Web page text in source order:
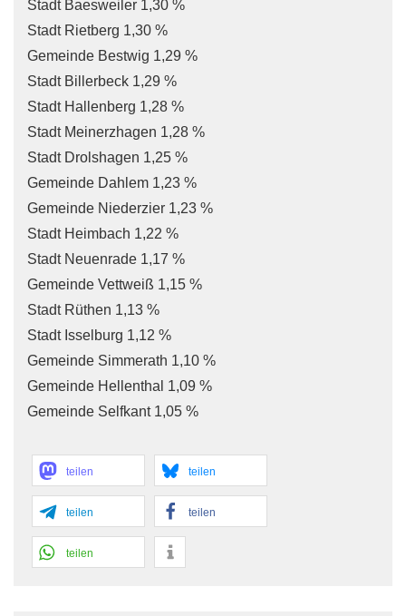
Stadt Baesweiler 1,30 %
Stadt Rietberg 1,30 %
Gemeinde Bestwig 1,29 %
Stadt Billerbeck 1,29 %
Stadt Hallenberg 1,28 %
Stadt Meinerzhagen 1,28 %
Stadt Drolshagen 1,25 %
Gemeinde Dahlem 1,23 %
Gemeinde Niederzier 1,23 %
Stadt Heimbach 1,22 %
Stadt Neuenrade 1,17 %
Gemeinde Vettweiß 1,15 %
Stadt Rüthen 1,13 %
Stadt Isselburg 1,12 %
Gemeinde Simmerath 1,10 %
Gemeinde Hellenthal 1,09 %
Gemeinde Selfkant 1,05 %
teilen teilen
teilen teilen
teilen